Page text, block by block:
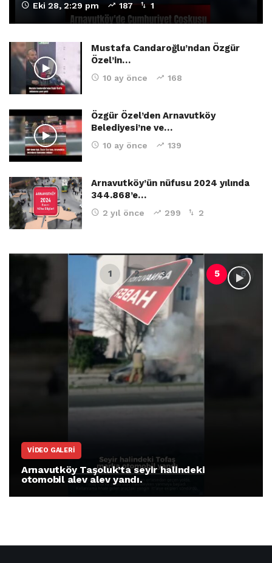
Eki 28, 2:29 pm 187 1
Mustafa Candaroğlu’ndan Özgür
Özel’in…
10 ay önce 168
Özgür Özel’den Arnavutköy
Belediyesi’ne ve…
10 ay önce 139
Arnavutköy’ün nüfusu 2024 yılında
344.868’e…
2 yıl önce 299 2
ARNAVUTKÖY
Arnavutköy İmrahor Mahallesi sakinleri
protesto gösterisi düzenledi